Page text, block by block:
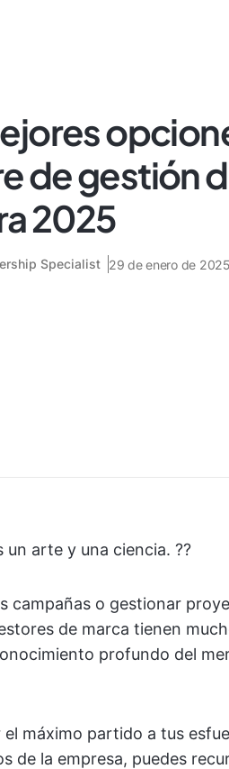
de gestión
2025
Specialist 29 de enero de 2025
un arte y una ciencia. ?‍?
campañas o gestionar
de marca tienen
profundo del
máximo partido a tus
de la empresa, puedes